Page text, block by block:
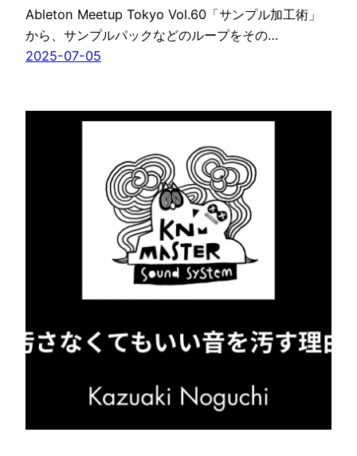
Ableton Meetup Tokyo Vol.60「サンプル加工術」
から、サンプルパックなどのループをその…
2025-07-05